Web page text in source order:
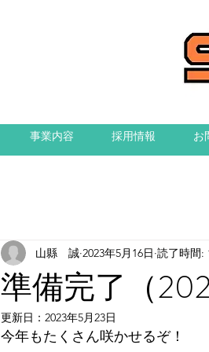
事業内容 採用情報 お
準備完了（
山縣 誠 2023年5月16日 読了時間:
更新日： 2023年5月23日
今年もたくさん咲かせるぞ！